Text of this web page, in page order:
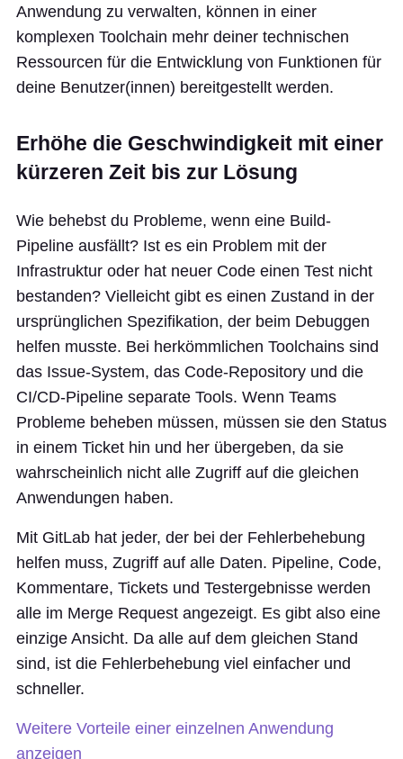
Anwendung zu verwalten, können in einer
komplexen Toolchain mehr deiner technischen
Ressourcen für die Entwicklung von Funktionen für
deine Benutzer(innen) bereitgestellt werden.
Erhöhe die Geschwindigkeit mit einer
kürzeren Zeit bis zur Lösung
Wie behebst du Probleme, wenn eine Build-
Pipeline ausfällt? Ist es ein Problem mit der
Infrastruktur oder hat neuer Code einen Test nicht
bestanden? Vielleicht gibt es einen Zustand in der
ursprünglichen Spezifikation, der beim Debuggen
helfen musste. Bei herkömmlichen Toolchains sind
das Issue-System, das Code-Repository und die
CI/CD-Pipeline separate Tools. Wenn Teams
Probleme beheben müssen, müssen sie den Status
in einem Ticket hin und her übergeben, da sie
wahrscheinlich nicht alle Zugriff auf die gleichen
Anwendungen haben.
Mit GitLab hat jeder, der bei der Fehlerbehebung
helfen muss, Zugriff auf alle Daten. Pipeline, Code,
Kommentare, Tickets und Testergebnisse werden
alle im Merge Request angezeigt. Es gibt also eine
einzige Ansicht. Da alle auf dem gleichen Stand
sind, ist die Fehlerbehebung viel einfacher und
schneller.
Weitere Vorteile einer einzelnen Anwendung
anzeigen